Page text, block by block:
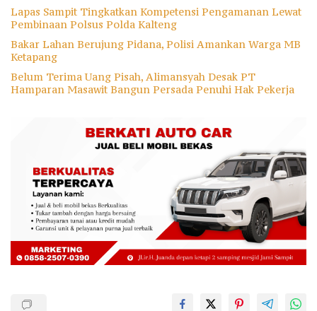
Lapas Sampit Tingkatkan Kompetensi Pengamanan Lewat
Pembinaan Polsus Polda Kalteng
Bakar Lahan Berujung Pidana, Polisi Amankan Warga MB
Ketapang
Belum Terima Uang Pisah, Alimansyah Desak PT
Hamparan Masawit Bangun Persada Penuhi Hak Pekerja